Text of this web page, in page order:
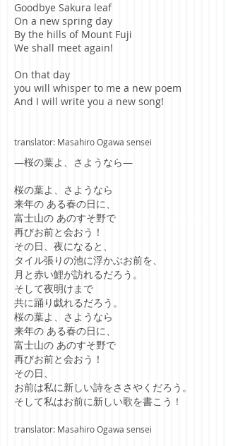
Goodbye Sakura leaf
On a new spring day
By the hills of Mount Fuji
We shall meet again!
On that day
you will whisper to me a new poem
And I will write you a new song!
translator: Masahiro Ogawa sensei
―桜の葉よ、さようなら―
桜の葉よ、さようなら
来年の ある春の日に、
富士山の あのすそ野で
再びお前と会おう！
その日、夜になると、
タイル張りの池に浮かぶお前を、
月と赤い鯉が訪れるだろう。
そして夜明けまで
共に踊り戯れるだろう。
桜の葉よ、さようなら
来年の ある春の日に、
富士山の あのすそ野で
再びお前と会おう！
その日、
お前は私に新しい詩をささやくだろう。
そして私はお前に新しい歌を書こう！
translator: Masahiro Ogawa sensei